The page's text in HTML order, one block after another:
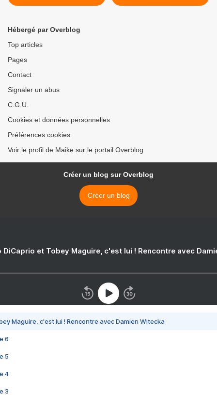
Hébergé par Overblog
Top articles
Pages
Contact
Signaler un abus
C.G.U.
Cookies et données personnelles
Préférences cookies
Voir le profil de Maike sur le portail Overblog
Créer un blog sur Overblog
Créer un blog
DiCaprio et Tobey Maguire, c'est lui ! Rencontre avec
Maguire, c'est lui ! Rencontre avec Damien Witecka
6
5
4
3